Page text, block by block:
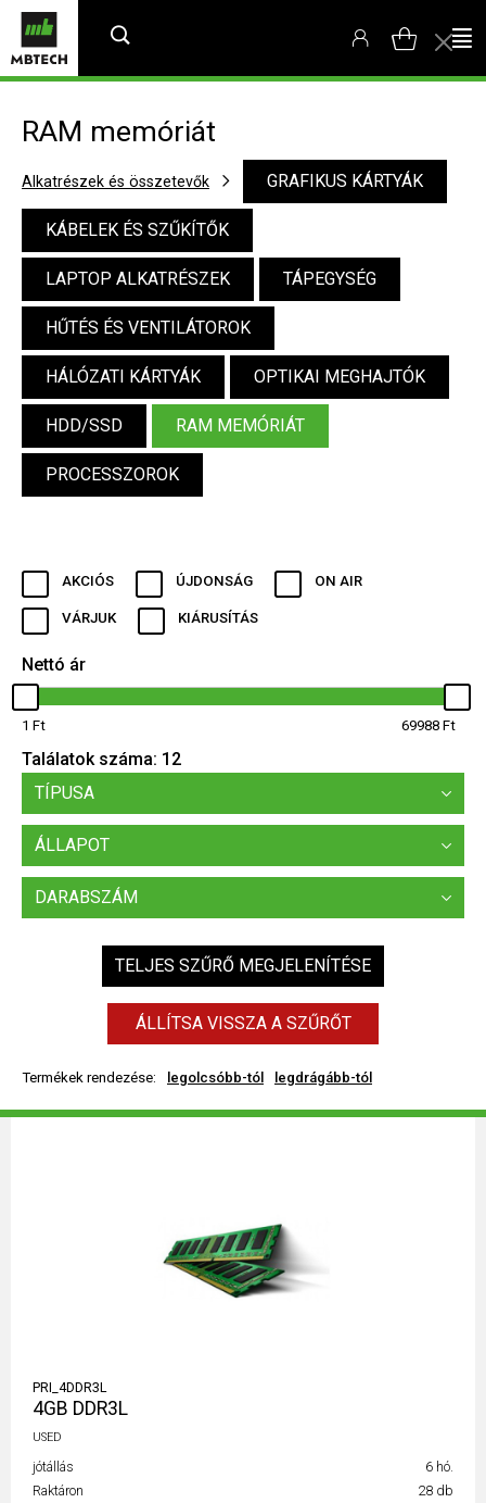
RAM memóriát
Alkatrészek és összetevők GRAFIKUS KÁRTYÁK
KÁBELEK ÉS SZŰKÍTŐK
LAPTOP ALKATRÉSZEK TÁPEGYSÉG
HŰTÉS ÉS VENTILÁTOROK
HÁLÓZATI KÁRTYÁK OPTIKAI MEGHAJTÓK
HDD/SSD RAM MEMÓRIÁT
PROCESSZOROK
AKCIÓS ÚJDONSÁG ON AIR
VÁRJUK KIÁRUSÍTÁS
Nettó ár
1 69988
Találatok száma: 12
TÍPUSA
ÁLLAPOT
DARABSZÁM
TELJES SZŰRŐ MEGJELENÍTÉSE
ÁLLÍTSA VISSZA A SZŰRŐT
Termékek rendezése: legolcsóbb-tól legdrágább-tól
PRI_4DDR3L
4GB DDR3L
USED
jótállás
6 hó.
Raktáron
28 db